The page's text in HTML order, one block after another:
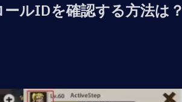
ルIDを確認する方法は？